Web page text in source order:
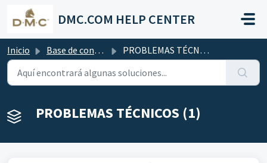
Saltar al contenido principal
DMC.COM HELP CENTER
Inicio Base de conocimientos PROBLEMAS TÉCNICOS
PROBLEMAS TÉCNICOS (1)